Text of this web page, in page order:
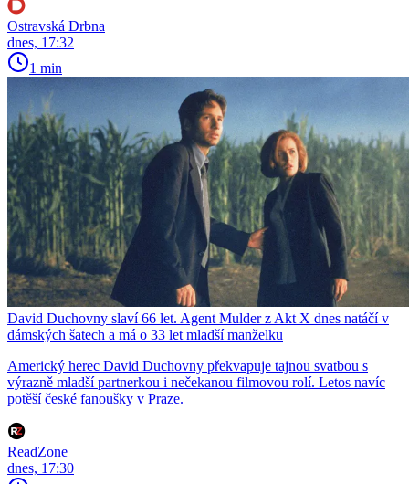
Ostravská Drbna
dnes, 17:32
1 min
David Duchovny slaví 66 let. Agent Mulder z Akt X dnes natáčí v
dámských šatech a má o 33 let mladší manželku
Americký herec David Duchovny překvapuje tajnou svatbou s
výrazně mladší partnerkou i nečekanou filmovou rolí. Letos navíc
potěší české fanoušky v Praze.
ReadZone
dnes, 17:30